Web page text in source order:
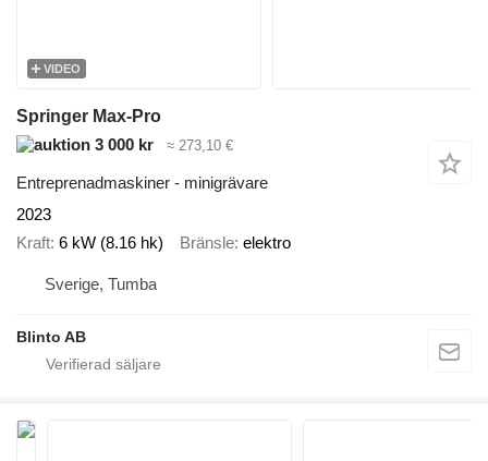
VIDEO
Springer Max-Pro
3 000 kr
≈ 273,10 €
Entreprenadmaskiner - minigrävare
2023
Kraft 6 kW (8.16 hk) Bränsle elektro
Sverige, Tumba
Blinto AB